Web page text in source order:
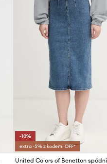
-10%
extra -5% z kodem: OFF*